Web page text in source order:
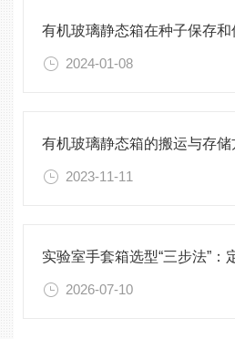
2024-01-08
有机玻璃静态箱的搬运与存储
2023-11-11
2026-07-10